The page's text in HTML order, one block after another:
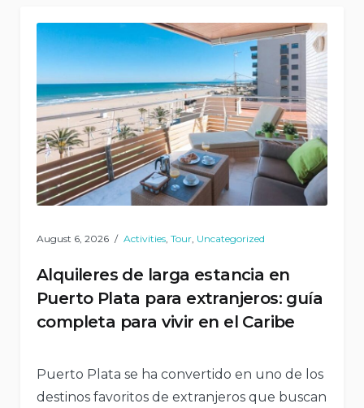
August 6, 2026 Activities, Tour, Uncategorized
Alquileres de larga estancia en
Puerto Plata para extranjeros: guía
completa para vivir en el Caribe
Puerto Plata se ha convertido en uno de los
destinos favoritos de extranjeros que buscan